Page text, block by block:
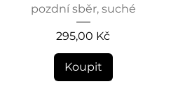
pozdní sběr, suché
Cena
295,00 Kč
Koupit